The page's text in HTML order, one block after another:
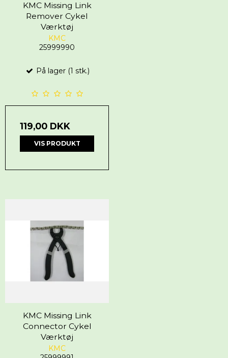
KMC Missing Link
Remover Cykel
Værktøj
KMC
25999990
På lager (1 stk.)
119,00 DKK
VIS PRODUKT
KMC Missing Link
Connector Cykel
Værktøj
KMC